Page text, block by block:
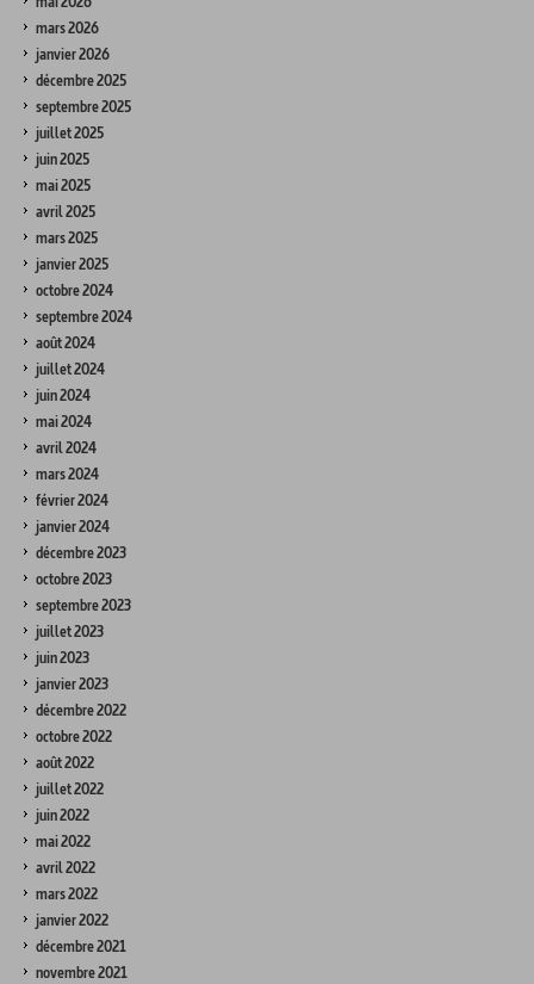
mars 2026
janvier 2026
décembre 2025
septembre 2025
juillet 2025
juin 2025
mai 2025
avril 2025
mars 2025
janvier 2025
octobre 2024
septembre 2024
août 2024
juillet 2024
juin 2024
mai 2024
avril 2024
mars 2024
février 2024
janvier 2024
décembre 2023
octobre 2023
septembre 2023
juillet 2023
juin 2023
janvier 2023
décembre 2022
octobre 2022
août 2022
juillet 2022
juin 2022
mai 2022
avril 2022
mars 2022
janvier 2022
décembre 2021
novembre 2021